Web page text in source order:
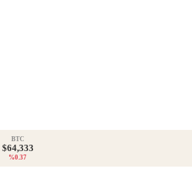
BTC
$64,333
%0.37